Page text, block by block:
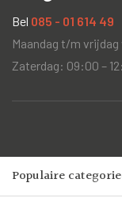
Bel 085 - 01 614 49
Maandag t/m
Zaterdag: 09:00 –
Populaire